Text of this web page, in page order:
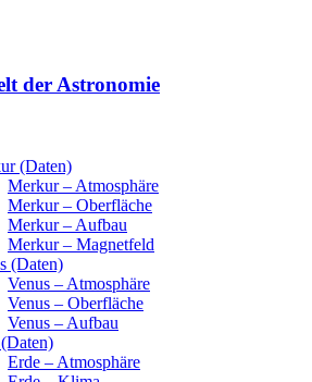
der Astronomie
(Daten)
Merkur – Atmosphäre
Merkur – Oberfläche
Merkur – Aufbau
Merkur – Magnetfeld
(Daten)
Venus – Atmosphäre
Venus – Oberfläche
Venus – Aufbau
Erde – Atmosphäre